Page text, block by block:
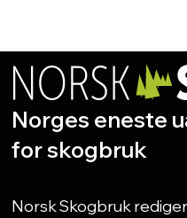
Norges eneste
for skogbruk
Norsk Skogbruk